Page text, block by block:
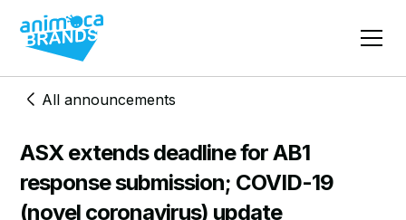
All announcements
ASX extends deadline for AB1
response submission; COVID-19
(novel coronavirus) update